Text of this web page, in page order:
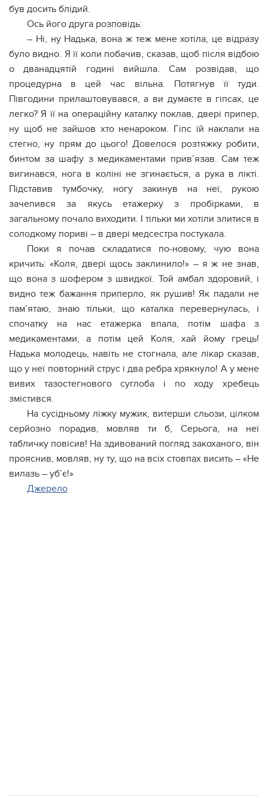
був досить блідий.
Ось його друга розповідь:
– Ні, ну Надька, вона ж теж мене хотіла, це відразу
було видно. Я її коли побачив, сказав, щоб після відбою
о дванадцятій годині вийшла. Сам розвідав, що
процедурна в цей час вільна. Потягнув її туди.
Півгодини прилаштовувався, а ви думаєте в гіпсах, це
легко? Я її на операційну каталку поклав, двері припер,
ну щоб не зайшов хто ненароком. Гіпс їй наклали на
стегно, ну прям до цього! Довелося розтяжку робити,
бинтом за шафу з медикаментами прив’язав. Сам теж
вигинався, нога в коліні не згинається, а рука в лікті.
Підставив тумбочку, ногу закинув на неї, рукою
зачепився за якусь етажерку з пробірками, в
загальному почало виходити. І тільки ми хотіли злитися в
солодкому пориві – в двері медсестра постукала.
Поки я почав складатися по-новому, чую вона
кричить: «Коля, двері щось заклинило!» – я ж не знав,
що вона з шофером з швидкої. Той амбал здоровий, і
видно теж бажання приперло, як рушив! Як падали не
пам’ятаю, знаю тільки, що каталка перевернулась, і
спочатку на нас етажерка впала, потім шафа з
медикаментами, а потім цей Коля, хай йому грець!
Надька молодець, навіть не стогнала, але лікар сказав,
що у неї повторний струс і два ребра хрякнуло! А у мене
вивих тазостегнового суглоба і по ходу хребець
змістився.
На сусідньому ліжку мужик, витерши сльози, цілком
серйозно порадив, мовляв ти б, Серьога, на неї
табличку повісив! На здивований погляд закоханого, він
прояснив, мовляв, ну ту, що на всіх стовпах висить – «Не
вилазь – уб’є!»
Джерело